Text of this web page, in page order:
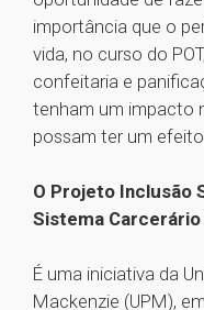
importância que o
vida, no curso do
confeitaria e
tenham um impacto
possam ter um
O Projeto Inclusão
Sistema
É uma iniciativa da
Mackenzie (UPM),